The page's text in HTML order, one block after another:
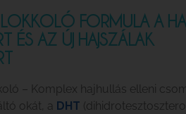
FORMULA A
ÉS AZ ÚJ HAJSZÁLAK
– Komplex hajhullás elleni
okát, a DHT